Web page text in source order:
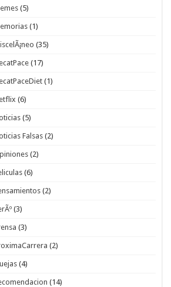
(5)
(1)
(35)
(17)
(1)
(6)
(5)
Falsas (2)
(2)
(6)
(2)
(3)
(3)
(2)
(4)
(14)